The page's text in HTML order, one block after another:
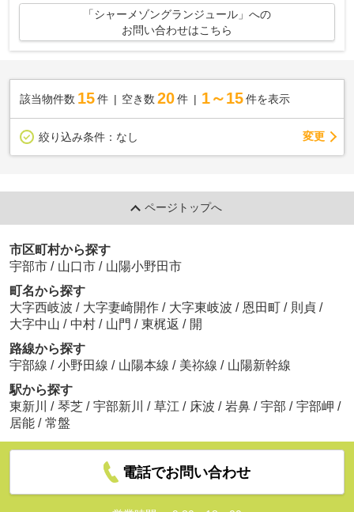
「シャーメゾングランジュール」への
お問い合わせはこちら
該当物件数 15件 空き数 20 件 1～15 件を表示
絞り込み条件： なし 変更
ページトップへ
市区町村から探す
宇部市 / 山口市 / 山陽小野田市
町名から探す
大字西岐波 / 大字妻崎開作 / 大字東岐波 / 恩田町 / 則貞 /
大字中山 / 中村 / 山門 / 東梶返 / 開
路線から探す
宇部線 / 小野田線 / 山陽本線 / 美祢線 / 山陽新幹線
駅から探す
東新川
/ 琴芝 / 宇部新川 / 草江 / 床波 / 岩鼻 / 宇部 / 宇部岬 /
居能 / 常盤
電話でお問い合わせ